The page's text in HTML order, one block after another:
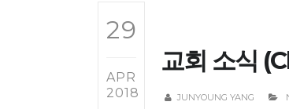
29
APR
2018
교회 소식
JUNYOUNG YANG